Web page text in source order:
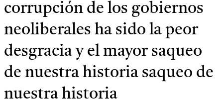
corrupción de los gobiernos
neoliberales ha sido la peor
desgracia y el mayor saqueo
de nuestra historia saqueo de
nuestra historia